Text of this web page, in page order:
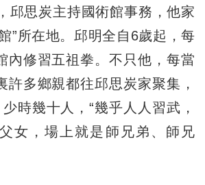
思炭主持國術館事務，他家
”所在地。邱明全自6歲起，每
內修習五祖拳。不只他，每當
許多鄉親都往邱思炭家聚集，
時幾十人，“幾乎人人習武，
女，場上就是師兄弟、師兄